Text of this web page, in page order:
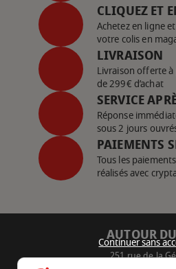
CLIQUEZ ET
Achetez en ligne
votre colis en
LIVRAISON
Livraison offerte
de 299€ d’achat
SERVICE
Réponse
sous 2 jours
PAIEMENTS
Tous les
réalisés avec
AUTOUR
251 rue de la
Continuer sans